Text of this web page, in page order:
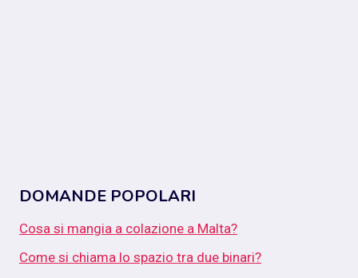
DOMANDE POPOLARI
Cosa si mangia a colazione a Malta?
Come si chiama lo spazio tra due binari?